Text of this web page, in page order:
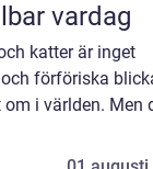
till hållbar vardag
katter är inget
förföriska
i världen. Men